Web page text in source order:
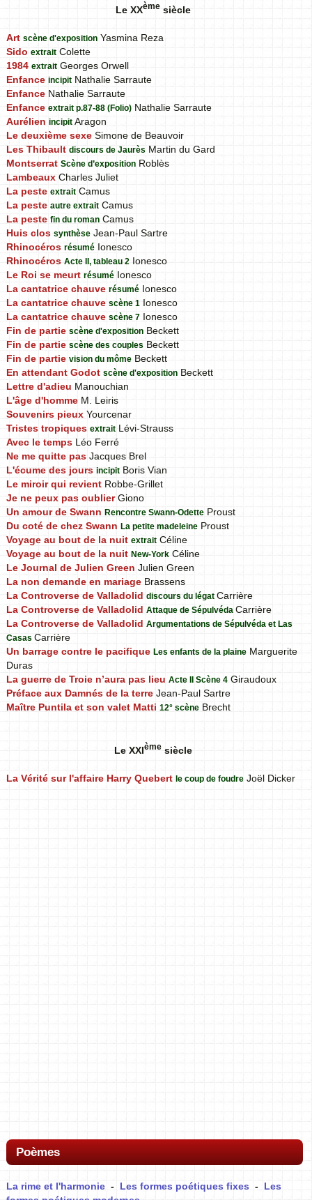
Le XXèmesiècle
Art scène d'exposition Yasmina Reza
Sido extrait Colette
1984 extrait Georges Orwell
Enfance incipit Nathalie Sarraute
Enfance Nathalie Sarraute
Enfance extrait p.87-88 (Folio) Nathalie Sarraute
Aurélien incipit Aragon
Le deuxième sexe Simone de Beauvoir
Les Thibault discours de Jaurès Martin du Gard
Montserrat Scène d’exposition Roblès
Lambeaux Charles Juliet
La peste extrait Camus
La peste autre extrait Camus
La peste fin du roman Camus
Huis clos synthèse Jean-Paul Sartre
Rhinocéros résumé Ionesco
Rhinocéros Acte II, tableau 2 Ionesco
Le Roi se meurt résumé Ionesco
La cantatrice chauve résumé Ionesco
La cantatrice chauve scène 1 Ionesco
La cantatrice chauve scène 7 Ionesco
Fin de partie scène d'exposition Beckett
Fin de partie scène des couples Beckett
Fin de partie vision du môme Beckett
En attendant Godot scène d'exposition Beckett
Lettre d'adieu Manouchian
L'âge d'homme M. Leiris
Souvenirs pieux Yourcenar
Tristes tropiques extrait Lévi-Strauss
Avec le temps Léo Ferré
Ne me quitte pas Jacques Brel
L'écume des jours incipit Boris Vian
Le miroir qui revient Robbe-Grillet
Je ne peux pas oublierGiono
Un amour de Swann Rencontre Swann-Odette Proust
Du coté de chez Swann La petite madeleine Proust
Voyage au bout de la nuit extrait Céline
Voyage au bout de la nuit New-York Céline
Le Journal de Julien Green Julien Green
La non demande en mariage Brassens
La Controverse de Valladolid discours du légat Carrière
La Controverse de Valladolid Attaque de Sépulvéda Carrière
La Controverse de Valladolid Argumentations de Sépulvéda et Las
Casas Carrière
Un barrage contre le pacifique Les enfants de la plaine Marguerite
Duras
La guerre de Troie n’aura pas lieu Acte II Scène 4 Giraudoux
Préface aux Damnés de la terre Jean-Paul Sartre
Maître Puntila et son valet Matti 12° scène Brecht
Le XXIèmesiècle
La Vérité sur l'affaire Harry Quebert le coup de foudre Joël Dicker
Poèmes
La rime et l'harmonie - Les formes poétiques fixes - Les